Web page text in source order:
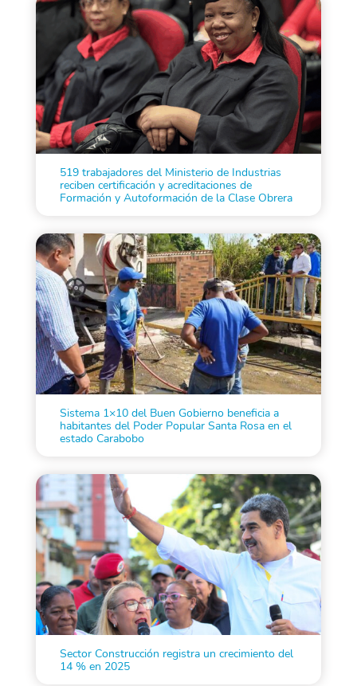
519 trabajadores del Ministerio de Industrias
reciben certificación y acreditaciones de
Formación y Autoformación de la Clase Obrera
Sistema 1×10 del Buen Gobierno beneficia a
habitantes del Poder Popular Santa Rosa en el
estado Carabobo
Sector Construcción registra un crecimiento del
14 % en 2025